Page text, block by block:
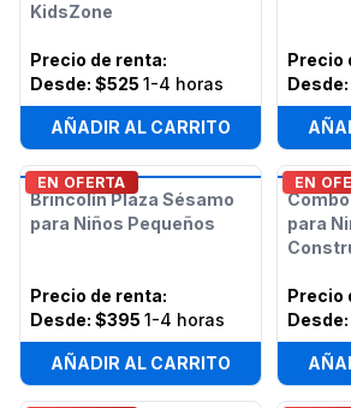
KidsZone
Precio de renta:
Desde: $525 1-4 horas
AÑADIR AL CARRITO
Precio
Desde:
EN OFERTA
Brincolín Plaza Sésamo
para Niños Pequeños
Precio de renta:
Desde: $395 1-4 horas
AÑADIR AL CARRITO
EN
para
Precio
Desde: